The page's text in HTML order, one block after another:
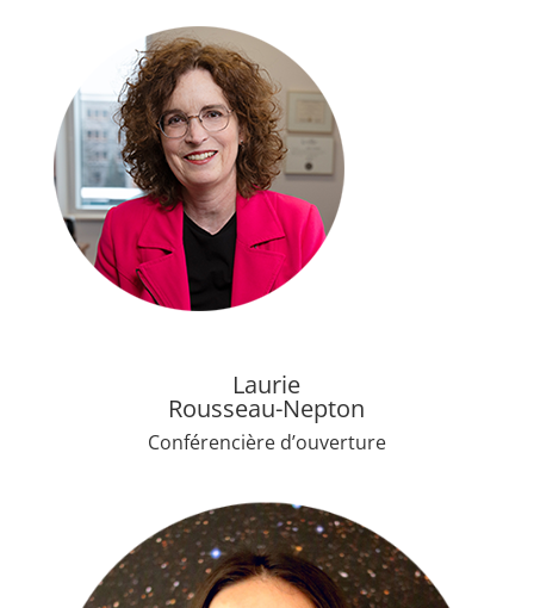
Laurie
Rousseau-Nepton
Conférencière d’ouverture